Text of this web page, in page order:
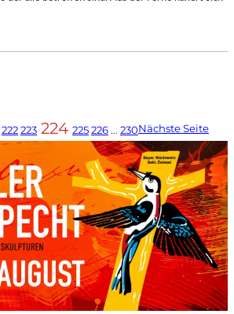
222223 224 225226 … 230Nächste Seite